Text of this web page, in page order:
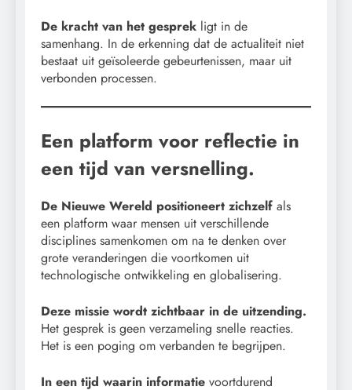
De kracht van het gesprek ligt in de
samenhang. In de erkenning dat de actualiteit niet
bestaat uit geïsoleerde gebeurtenissen, maar uit
verbonden processen.
Een platform voor reflectie in
een tijd van versnelling.
De Nieuwe Wereld positioneert zichzelf als
een platform waar mensen uit verschillende
disciplines samenkomen om na te denken over
grote veranderingen die voortkomen uit
technologische ontwikkeling en globalisering.
Deze missie wordt zichtbaar in de uitzending.
Het gesprek is geen verzameling snelle reacties.
Het is een poging om verbanden te begrijpen.
In een tijd waarin informatie voortdurend